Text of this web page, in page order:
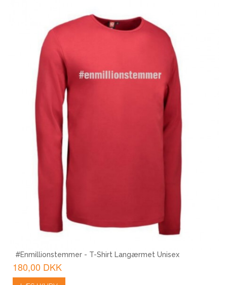
#Enmillionstemmer - T-Shirt Langærmet Unisex
180,00 DKK